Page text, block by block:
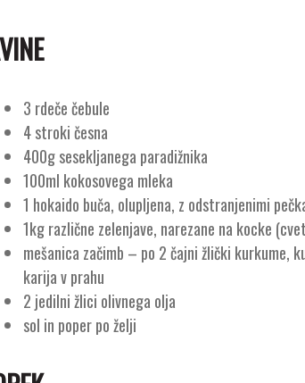
3 rdeče čebule
4 stroki česna
400g sesekljanega paradižnika
100ml kokosovega mleka
1 hokaido buča, olupljena, z odstranjenimi
1kg različne zelenjave, narezane na kocke
mešanica začimb – po 2 čajni žlički kurkume,
karija v prahu
2 jedilni žlici olivnega olja
sol in poper po želji